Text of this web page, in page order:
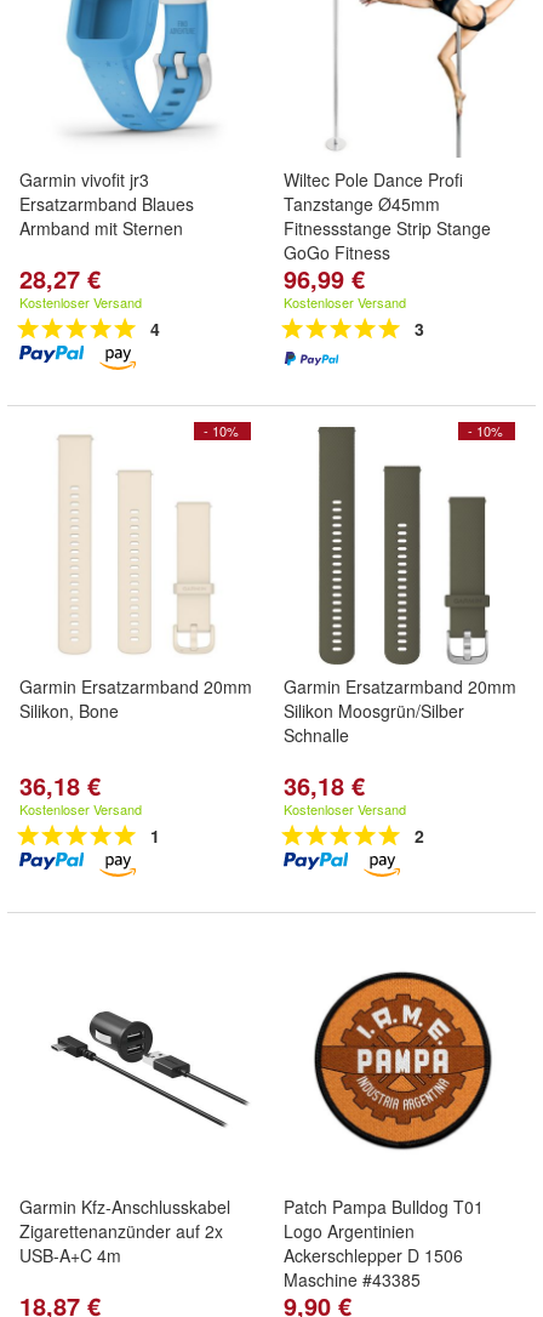
Garmin vivofit jr3
Ersatzarmband Blaues
Armband mit Sternen
28,27 €
Kostenloser Versand
4
Wiltec Pole Dance Profi
Tanzstange Ø45mm
Fitnessstange Strip Stange
GoGo Fitness
96,99 €
Kostenloser Versand
3
- 10%
Garmin Ersatzarmband 20mm
Silikon, Bone
36,18 €
Kostenloser Versand
1
- 10%
Garmin Ersatzarmband 20mm
Silikon Moosgrün/Silber
Schnalle
36,18 €
Kostenloser Versand
2
Garmin Kfz-Anschlusskabel
Zigarettenanzünder auf 2x
USB-A+C 4m
18,87 €
Patch Pampa Bulldog T01
Logo Argentinien
Ackerschlepper D 1506
Maschine #43385
9,90 €